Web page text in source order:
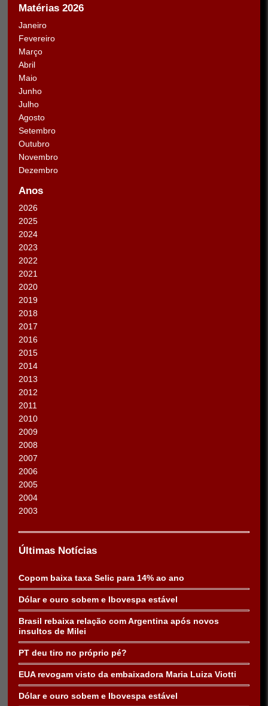
Matérias 2026
Janeiro
Fevereiro
Março
Abril
Maio
Junho
Julho
Agosto
Setembro
Outubro
Novembro
Dezembro
Anos
2026
2025
2024
2023
2022
2021
2020
2019
2018
2017
2016
2015
2014
2013
2012
2011
2010
2009
2008
2007
2006
2005
2004
2003
Últimas Notícias
Copom baixa taxa Selic para 14% ao ano
Dólar e ouro sobem e Ibovespa estável
Brasil rebaixa relação com Argentina após novos
insultos de Milei
PT deu tiro no próprio pé?
EUA revogam visto da embaixadora Maria Luiza Viotti
Dólar e ouro sobem e Ibovespa estável